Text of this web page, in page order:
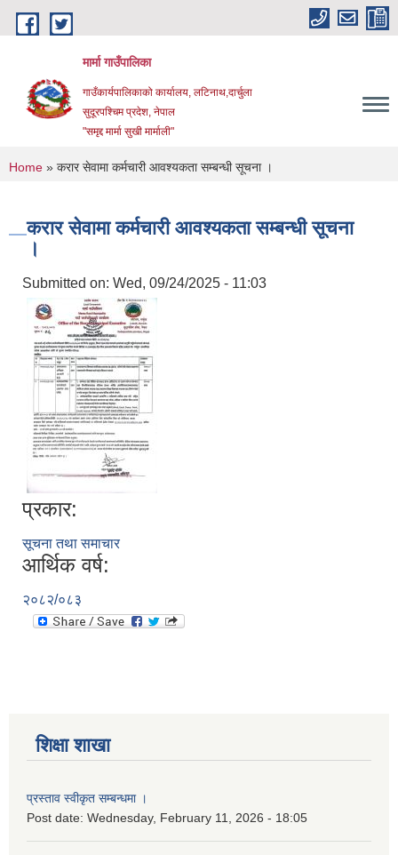
Skip to main content
मार्मा गाउँपालिका
गाउँकार्यपालिकाको कार्यालय, लटिनाथ,दार्चुला
सुदूरपश्चिम प्रदेश, नेपाल
"समृद्द मार्मा सुखी मार्माली"
You are here
Home » करार सेवामा कर्मचारी आवश्यकता सम्बन्धी सूचना ।
करार सेवामा कर्मचारी आवश्यकता सम्बन्धी सूचना
।
Submitted on: Wed, 09/24/2025 - 11:03
प्रकार:
सूचना तथा समाचार
आर्थिक वर्ष:
२०८२/०८३
शिक्षा शाखा
प्रस्ताव स्वीकृत सम्बन्धमा ।
Post date: Wednesday, February 11, 2026 - 18:05